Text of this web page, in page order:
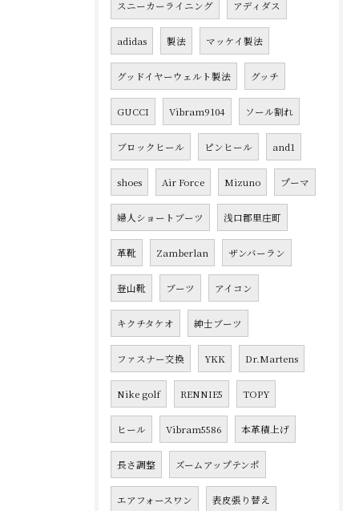
スニーカーライニング アディダス
adidas 製法 マッケイ製法
グッドイヤーウェルト製法 グッチ
GUCCI Vibram9104 ソール割れ
ブロックヒール ピンヒール and1
shoes Air Force Mizuno プーマ
婦人ショートブーツ 浅口郡里庄町
革靴 Zamberlan ザンバーラン
登山靴 ブーツ アイコン
キクチタケオ 紳士ブーツ
ファスナー交換 YKK Dr.Martens
Nike golf RENNIE5 TOPY
ヒール Vibram5586 本革積上げ
長さ調整 ズームアップテンポ
エアフォースワン 表皮張り替え